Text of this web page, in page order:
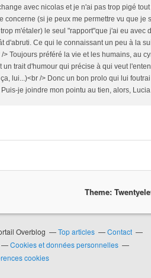
avec nicolas et je n'ai pas trop pigé
concerne (si je peux me permettre vu que je
m'étaler) le seul "rapport"que j'ai eu avec
d'abruti. Ce qui le connaissant un peu à la
> Toujours préféré la vie et les humains, au
un trait d'humour qui précise à qui veut
lui...)<br /> Donc un bon prolo qui lui
je joindre mon pointu au tien, alors,
Theme:
Overblog Top articles
Contact
Cookies et données personnelles
cookies